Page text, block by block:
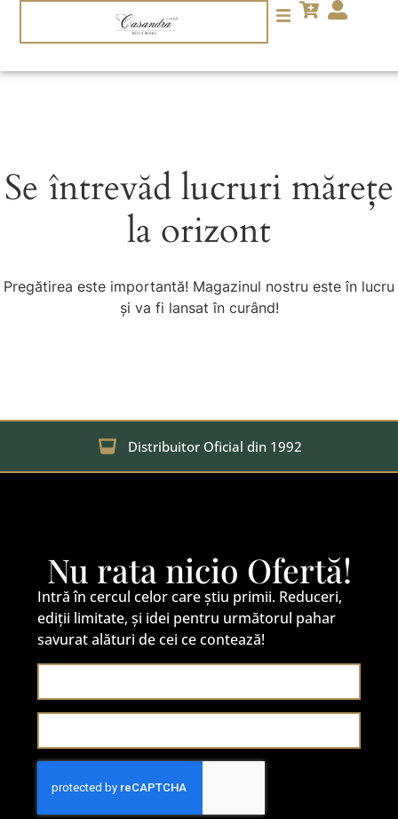
Se întrevăd lucruri mărețe
la orizont
Pregătirea este importantă! Magazinul nostru este în lucru
și va fi lansat în curând!
Distribuitor Oficial din 1992
Nu rata nicio Ofertă!
Intră în cercul celor care știu primii. Reduceri,
ediții limitate, și idei pentru următorul pahar
savurat alături de cei ce contează!